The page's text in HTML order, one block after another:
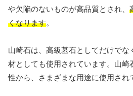
や欠陥のないものが高品質とされ、
くなります。
山崎石は、高級墓石としてだけでな
材としても使用されています。山崎
性から、さまざまな用途に使用され